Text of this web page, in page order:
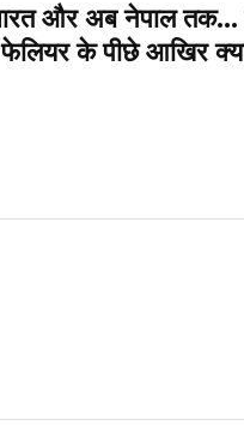
और अब नेपाल तक…
के पीछे आखिर